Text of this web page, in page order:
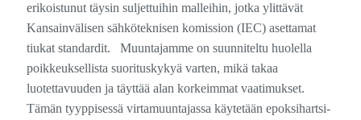
erikoistunut täysin suljettuihin malleihin, jotka ylittävät
Kansainvälisen sähköteknisen komission (IEC) asettamat
tiukat standardit. Muuntajamme on suunniteltu huolella
poikkeuksellista suorituskykyä varten, mikä takaa
luotettavuuden ja täyttää alan korkeimmat vaatimukset.
Tämän tyyppisessä virtamuuntajassa käytetään epoksihartsi-